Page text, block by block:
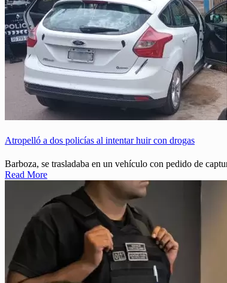
Atropelló a dos policías al intentar huir con drogas
Barboza, se trasladaba en un vehículo con pedido de
Read More